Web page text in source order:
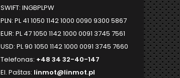
SWIFT: INGBPLPW
PLN: PL 41 1050 1142 1000 0090 9300 5867
EUR: PL 47 1050 1142 1000 0091 3745 7561
USD: PL 90 1050 1142 1000 0091 3745 7660
Telefonas: +48 34 32-40-147
El. Paštas: linmot@linmot.pl